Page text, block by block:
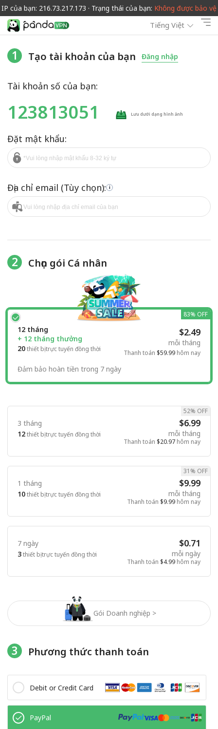
IP của bạn: 216.73.217.173 · Trạng thái của bạn: Không được bảo vệ
Tiếng Việt
1 Tạo tài khoản của bạn Đăng nhập
Tài khoản số của bạn:
123813051 Lưu dưới dạng hình ảnh
Đặt mật khẩu:
Địa chỉ email (Tùy chọn): i
2 Chọn gói Cá nhân
Gói Doanh nghiệp >
12 tháng
+ 12 tháng thưởng
20thiết bị trực tuyến đồng thời
$2.49
mỗi tháng
Thanh toán $59.99 hôm nay
83% OFF
Đảm bảo hoàn tiền trong 7 ngày
3 tháng
12thiết bị trực tuyến đồng thời
$6.99
mỗi tháng
Thanh toán $20.97 hôm nay
52% OFF
1 tháng
10thiết bị trực tuyến đồng thời
$9.99
mỗi tháng
Thanh toán $9.99 hôm nay
31% OFF
7 ngày
3thiết bị trực tuyến đồng thời
$0.71
mỗi ngày
Thanh toán $4.99 hôm nay
3 Phương thức thanh toán
Debit or Credit Card
PayPal